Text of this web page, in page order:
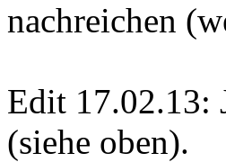
nachreichen
Edit 17.02.13:
(siehe oben).